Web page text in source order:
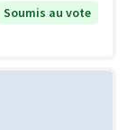
Soumis au vote